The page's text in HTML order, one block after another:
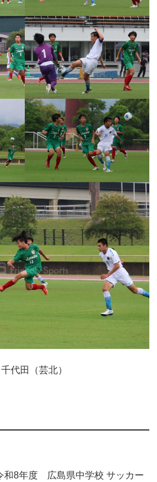
田（芸北）
和8年度 広島県中学校 サッカー